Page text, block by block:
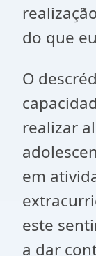
do que
O
realizar
em
este
a dar